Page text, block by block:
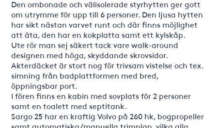
Den ombonade och välisolerade styrhytten ger gott
om utrymme för upp till 6 personer. Den ljusa hytten
har sikt nästan varvet runt och där finns möjlighet
att äta, den har en kokplatta samt ett kylskåp.
Ute rör man sej säkert tack vare walk-around
designen med höga, skyddande skrovsidor.
Akterdäcket är stort nog för trivsam vistelse och tex.
simning från badplattformen med bred,
öppningsbar port.
I fören finns en kabin med sovplats för 2 personer
samt en toalett med septitank.
Sargo 25 har en kraftig Volvo på 260 hk, bogpropeller